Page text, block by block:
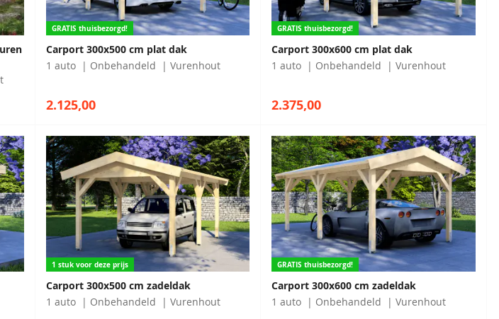
GRATIS thuisbezorgd!
Carport 300x500 cm plat dak
1 auto
Onbehandeld Vurenhout
2.125,00
GRATIS thuisbezorgd!
Carport 300x600 cm plat dak
1 auto
Onbehandeld Vurenhout
2.375,00
1 stuk voor deze prijs
Carport 300x500 cm zadeldak
1 auto
Onbehandeld Vurenhout
GRATIS thuisbezorgd!
Carport 300x600 cm zadeldak
1 auto
Onbehandeld Vurenhout